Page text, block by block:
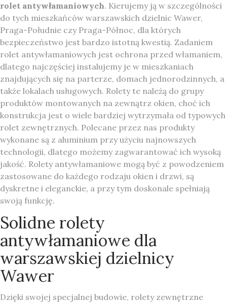
rolet antywłamaniowych. Kierujemy ją w szczególności
do tych mieszkańców warszawskich dzielnic Wawer,
Praga-Południe czy Praga-Północ, dla których
bezpieczeństwo jest bardzo istotną kwestią. Zadaniem
rolet antywłamaniowych jest ochrona przed włamaniem,
dlatego najczęściej instalujemy je w mieszkaniach
znajdujących się na parterze, domach jednorodzinnych, a
także lokalach usługowych. Rolety te należą do grupy
produktów montowanych na zewnątrz okien, choć ich
konstrukcja jest o wiele bardziej wytrzymała od typowych
rolet zewnętrznych. Polecane przez nas produkty
wykonane są z aluminium przy użyciu najnowszych
technologii, dlatego możemy zagwarantować ich wysoką
jakość. Rolety antywłamaniowe mogą być z powodzeniem
zastosowane do każdego rodzaju okien i drzwi, są
dyskretne i eleganckie, a przy tym doskonale spełniają
swoją funkcję.
Solidne rolety
antywłamaniowe dla
warszawskiej dzielnicy
Wawer
Dzięki swojej specjalnej budowie, rolety zewnętrzne